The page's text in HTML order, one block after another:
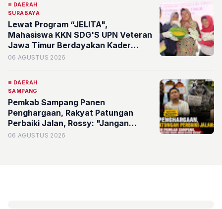
DAERAH
SURABAYA
Lewat Program “JELITA",
Mahasiswa KKN SDG'S UPN Veteran
Jawa Timur Berdayakan Kader
serta Karang Taruna RW 07
06 AGUSTUS 2026
DAERAH
SAMPANG
Pemkab Sampang Panen
Penghargaan, Rakyat Patungan
Perbaiki Jalan, Rossy: "Jangan
Sampai Prestasi Hanya Indah di Atas
06 AGUSTUS 2026